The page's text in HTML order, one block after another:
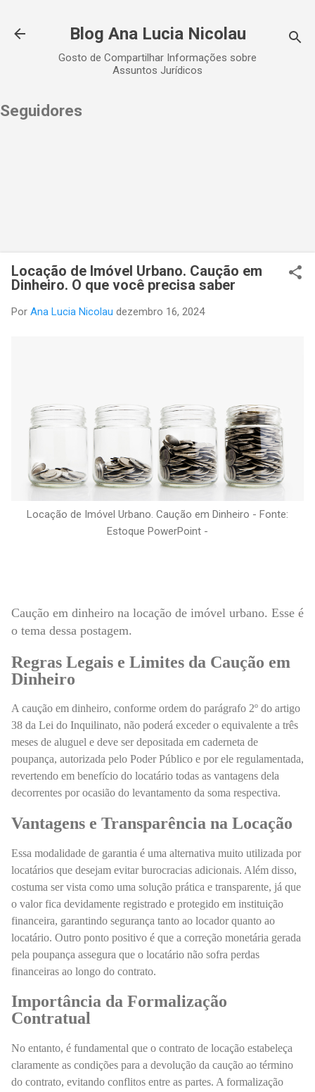
Blog Ana Lucia Nicolau
Gosto de Compartilhar Informações sobre
Assuntos Jurídicos
Seguidores
Locação de Imóvel Urbano. Caução em
Dinheiro. O que você precisa saber
Por Ana Lucia Nicolau dezembro 16, 2024
Locação de Imóvel Urbano. Caução em Dinheiro - Fonte:
Estoque PowerPoint -
Caução em dinheiro na locação de imóvel urbano. Esse é
o tema dessa postagem.
Regras Legais e Limites da Caução em
Dinheiro
A caução em dinheiro, conforme ordem do parágrafo 2º do artigo
38 da Lei do Inquilinato, não poderá exceder o equivalente a três
meses de aluguel e deve ser depositada em caderneta de
poupança, autorizada pelo Poder Público e por ele regulamentada,
revertendo em benefício do locatário todas as vantagens dela
decorrentes por ocasião do levantamento da soma respectiva.
Vantagens e Transparência na Locação
Essa modalidade de garantia é uma alternativa muito utilizada por
locatários que desejam evitar burocracias adicionais. Além disso,
costuma ser vista como uma solução prática e transparente, já que
o valor fica devidamente registrado e protegido em instituição
financeira, garantindo segurança tanto ao locador quanto ao
locatário. Outro ponto positivo é que a correção monetária gerada
pela poupança assegura que o locatário não sofra perdas
financeiras ao longo do contrato.
Importância da Formalização
Contratual
No entanto, é fundamental que o contrato de locação estabeleça
claramente as condições para a devolução da caução ao término
do contrato, evitando conflitos entre as partes. A formalização